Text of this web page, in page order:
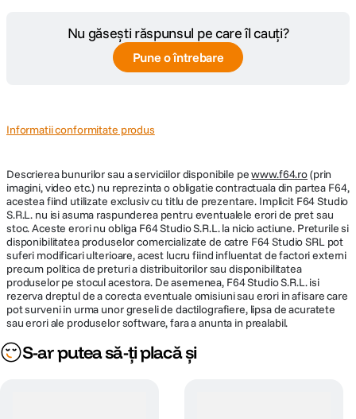
Nu găsești răspunsul pe care îl cauți?
Pune o întrebare
Informatii conformitate produs
Descrierea bunurilor sau a serviciilor disponibile pewww.f64.ro(prin
imagini, video etc.) nu reprezinta o obligatie contractuala din partea F64,
acestea fiind utilizate exclusiv cu titlu de prezentare. Implicit F64 Studio
S.R.L. nu isi asuma raspunderea pentru eventualele erori de pret sau
stoc. Aceste erori nu obliga F64 Studio S.R.L. la nicio actiune. Preturile si
disponibilitatea produselor comercializate de catre F64 Studio SRL pot
suferi modificari ulterioare, acest lucru fiind influentat de factori externi
precum politica de preturi a distribuitorilor sau disponibilitatea
produselor pe stocul acestora. De asemenea, F64 Studio S.R.L. isi
rezerva dreptul de a corecta eventuale omisiuni sau erori in afisare care
pot surveni in urma unor greseli de dactilografiere, lipsa de acuratete
sau erori ale produselor software, fara a anunta in prealabil.
S-ar putea să-ți placă și